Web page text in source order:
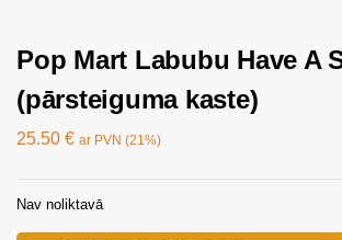
Pop Mart Labubu Have A
(pārsteiguma kaste)
25.50 € ar PVN (21%)
Nav noliktavā